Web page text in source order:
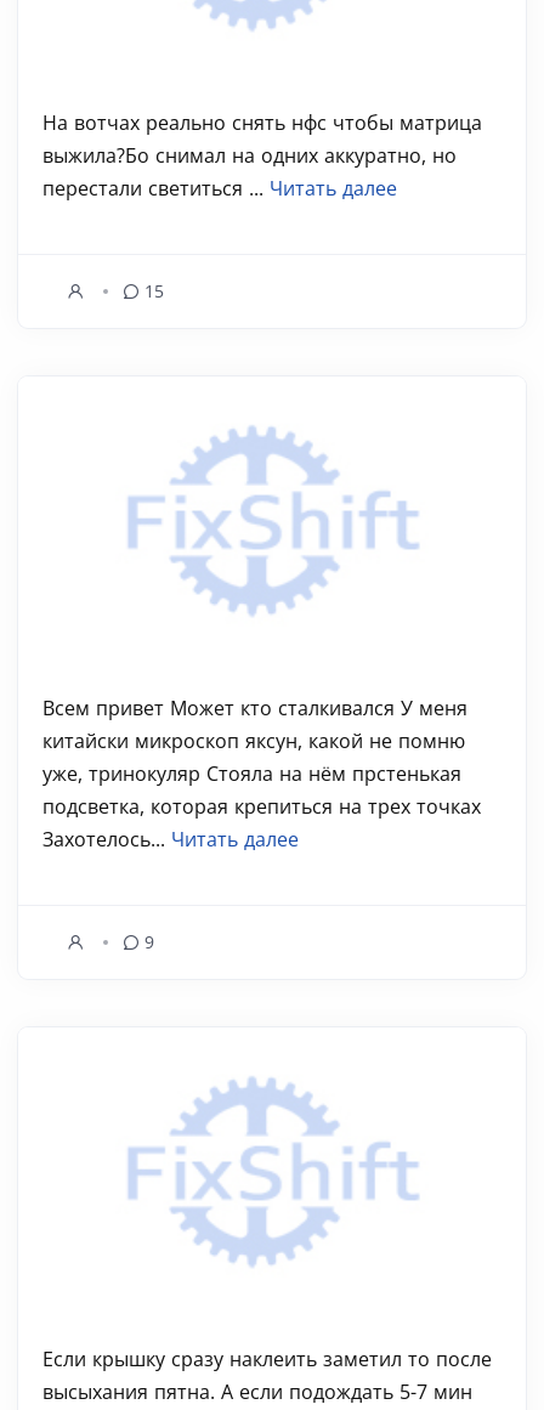
На вотчах реально снять нфс чтобы матрица
выжила?Бо снимал на одних аккуратно, но
перестали светиться ... Читать далее
15
Всем привет Может кто сталкивался У меня
китайски микроскоп яксун, какой не помню
уже, тринокуляр Стояла на нём прстенькая
подсветка, которая крепиться на трех точках
Захотелось... Читать далее
9
Если крышку сразу наклеить заметил то после
высыхания пятна. А если подождать 5-7 мин